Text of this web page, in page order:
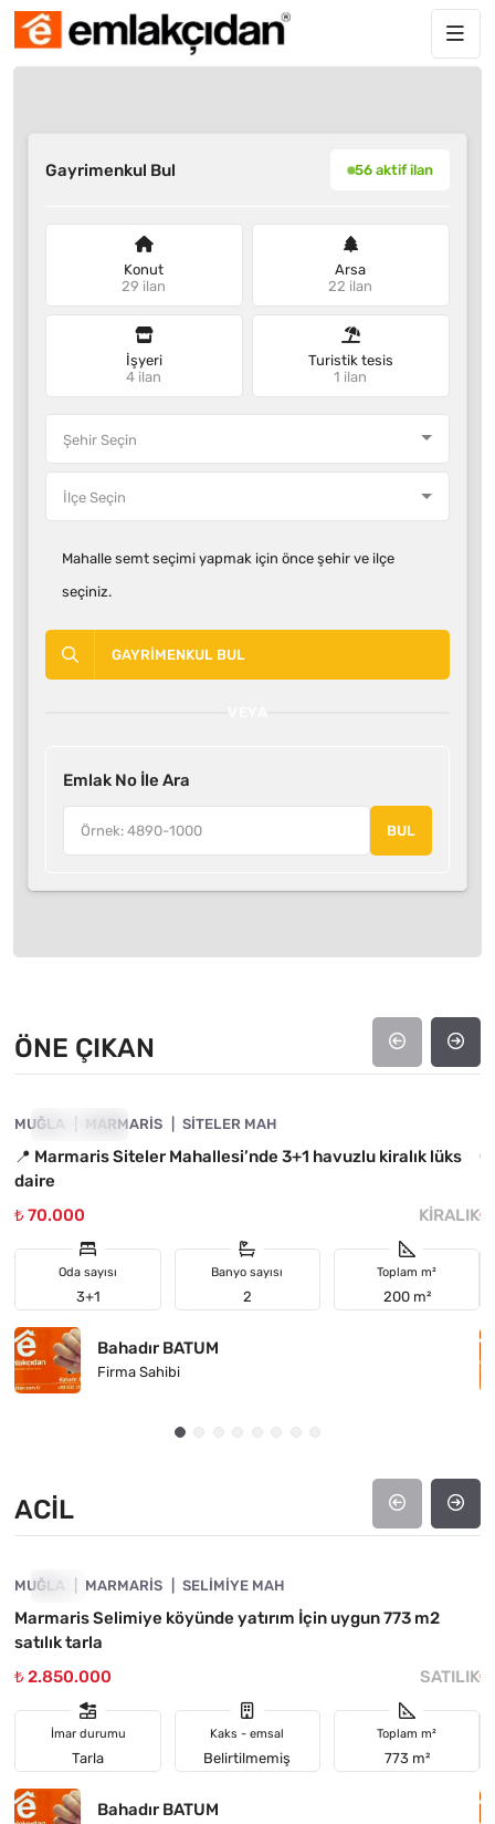
Gayrimenkul Bul 56 aktif ilan
Konut
29 ilan
Arsa
22 ilan
İşyeri
4 ilan
Turistik tesis
1 ilan
Mahalle semt seçimi yapmak için önce şehir ve ilçe
seçiniz.
GAYRIMENKUL BUL
Emlak No İle Ara
BUL
ÖNE ÇIKAN
ÖNE ÇIKAN
MUĞLA MARMARIS SITELER MAH
📍 Marmaris Siteler Mahallesi’nde 3+1 havuzlu kiralık lüks
daire
₺ 70.000
KIRALIK
Oda sayısı
3+1
Banyo sayısı
2
Toplam m²
200 m²
Bahadır BATUM
Firma Sahibi
₺
ACIL
ACIL
MUĞLA MARMARIS SELIMIYE MAH
Marmaris Selimiye köyünde yatırım İçin uygun 773 m2
satılık tarla
₺ 2.850.000
SATILIK
İmar durumu
Tarla
Kaks - emsal
Belirtilmemiş
Toplam m²
773 m²
Bahadır BATUM
₺